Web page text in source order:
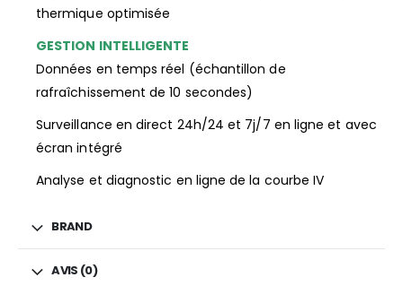
thermique optimisée
GESTION INTELLIGENTE
Données en temps réel (échantillon de
rafraîchissement de 10 secondes)
Surveillance en direct 24h/24 et 7j/7 en ligne et avec
écran intégré
Analyse et diagnostic en ligne de la courbe IV
BRAND
AVIS (0)